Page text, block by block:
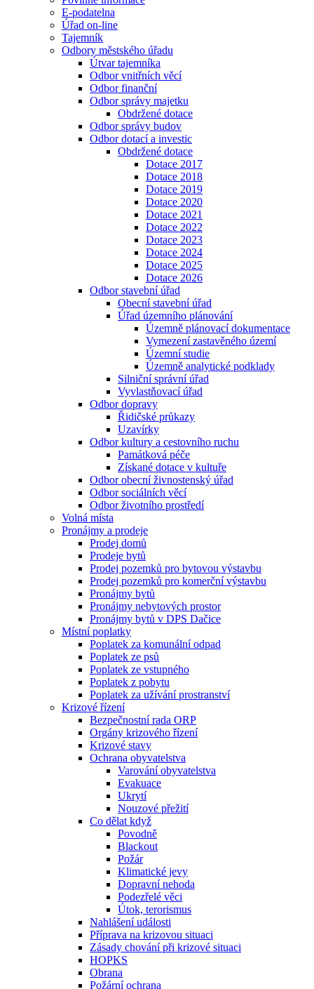
E-podatelna
Úřad on-line
Tajemník
Odbory městského úřadu
Útvar tajemníka
Odbor vnitřních věcí
Odbor finanční
Odbor správy majetku
Obdržené dotace
Odbor správy budov
Odbor dotací a investic
Obdržené dotace
Dotace 2017
Dotace 2018
Dotace 2019
Dotace 2020
Dotace 2021
Dotace 2022
Dotace 2023
Dotace 2024
Dotace 2025
Dotace 2026
Odbor stavební úřad
Obecní stavební úřad
Úřad územního plánování
Územně plánovací dokumentace
Vymezení zastavěného území
Územní studie
Územně analytické podklady
Silniční správní úřad
Vyvlastňovací úřad
Odbor dopravy
Řidičské průkazy
Uzavírky
Odbor kultury a cestovního ruchu
Památková péče
Získané dotace v kultuře
Odbor obecní živnostenský úřad
Odbor sociálních věcí
Odbor životního prostředí
Volná místa
Pronájmy a prodeje
Prodej domů
Prodeje bytů
Prodej pozemků pro bytovou výstavbu
Prodej pozemků pro komerční výstavbu
Pronájmy bytů
Pronájmy nebytových prostor
Pronájmy bytů v DPS Dačice
Místní poplatky
Poplatek za komunální odpad
Poplatek ze psů
Poplatek ze vstupného
Poplatek z pobytu
Poplatek za užívání prostranství
Krizové řízení
Bezpečnostní rada ORP
Orgány krizového řízení
Krizové stavy
Ochrana obyvatelstva
Varování obyvatelstva
Evakuace
Ukrytí
Nouzové přežití
Co dělat když
Povodně
Blackout
Požár
Klimatické jevy
Dopravní nehoda
Podezřelé věci
Útok, terorismus
Nahlášení události
Příprava na krizovou situaci
Zásady chování při krizové situaci
HOPKS
Obrana
Požární ochrana